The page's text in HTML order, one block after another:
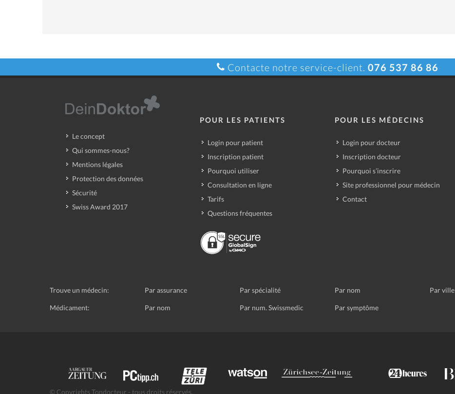
Contacte notre service-client. 076 537 86 86
Le concept
Qui sommes-nous?
Mentions légales
Protection des données
Sécurité
Swiss Award 2017
POUR LES PATIENTS
Login pour patient
Inscription patient
Pourquoi utiliser
Consultation en ligne
Tarifs
Questions fréquentes
POUR LES MÉDECINS
Login pour docteur
Inscription docteur
Pourquoi s’inscrire
Site professionnel pour médecin
Contact
Trouve un médecin: Par assurance Par spécialité Par nom Par ville
Médicament: Par nom Par num. Swissmedic Par symptôme
© Copyrights Tondocteur - tous droits réservés.